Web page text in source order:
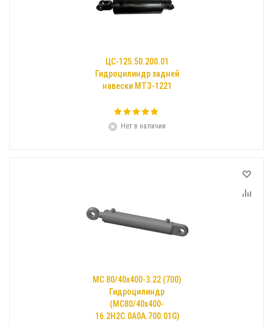
ЦС-125.50.200.01
Гидроцилиндр задней
навески МТЗ-1221
Нет в наличии
МС 80/40х400-3.22 (700)
Гидроцилиндр
(МС80/40х400-
16.2Н2С.0А0А.700.01G)